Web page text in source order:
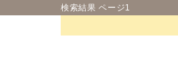
検索結果 ページ1